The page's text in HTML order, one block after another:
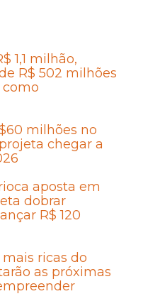
1,1 milhão,
R$ 502 milhões
como
milhões no
chegar a
aposta em
dobrar
R$ 120
ricas do
as próximas